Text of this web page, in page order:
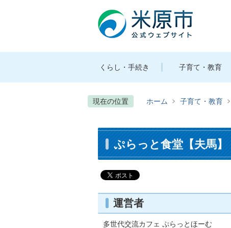
くらし・手続き 子育て・教育
現在の位置 ホーム 子育て・教育
ぷらっと食堂【夫馬】
運営者
多世代交流カフェ ぷらっとほーむ